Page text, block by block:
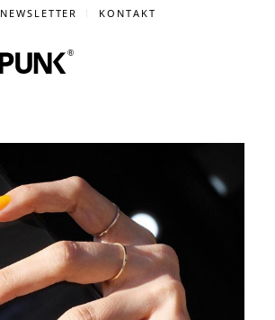
NEWSLETTER KONTAKT